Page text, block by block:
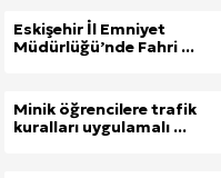
Eskişehir İl Emniyet
Müdürlüğü’nde Fahri ...
Minik öğrencilere trafik
kuralları uygulamalı ...